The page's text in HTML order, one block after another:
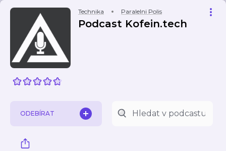
Technika Paralelni Polis
Podcast Kofein.tech
ODEBÍRAT